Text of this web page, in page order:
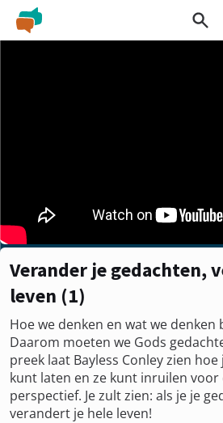
Verander je gedachten,
leven (1)
Hoe we denken en wat we denken
Daarom moeten we Gods
preek laat Bayless Conley zien
kunt laten en ze kunt inruilen voor
perspectief. Je zult zien: als je je
verandert je hele leven!